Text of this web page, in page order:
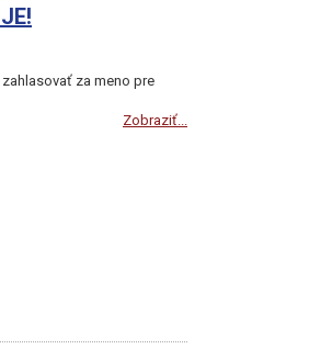
za meno pre
Zobraziť...